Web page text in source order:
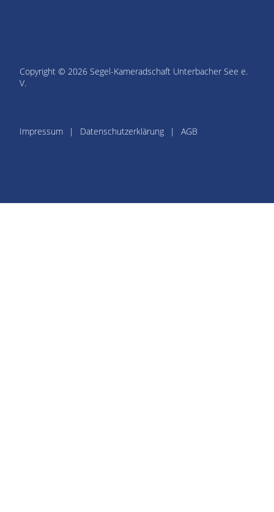
Copyright © 2026 Segel-Kameradschaft Unterbacher See e.
V.
Impressum Datenschutzerklärung AGB